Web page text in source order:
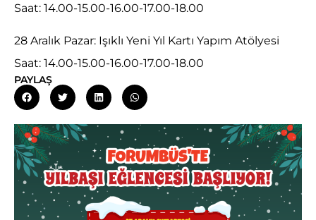
Saat: 14.00-15.00-16.00-17.00-18.00
28 Aralık Pazar: Işıklı Yeni Yıl Kartı Yapım Atölyesi
Saat: 14.00-15.00-16.00-17.00-18.00
PAYLAŞ